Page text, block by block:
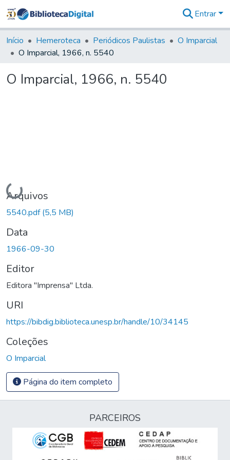
&
Coleções
Tudo na
Digital
Entrar
Início Hemeroteca Periódicos Paulistas
O Imparcial
O Imparcial, 1966, n. 5540
O Imparcial, 1966, n. 5540
Carregando...
Arquivos
5540.pdf(5,5 MB)
Data
1966-09-30
Editor
Editora "Imprensa" Ltda.
URI
https://bibdig.biblioteca.unesp.br/handle/10/34145
Coleções
O Imparcial
Página do item completo
PARCEIROS